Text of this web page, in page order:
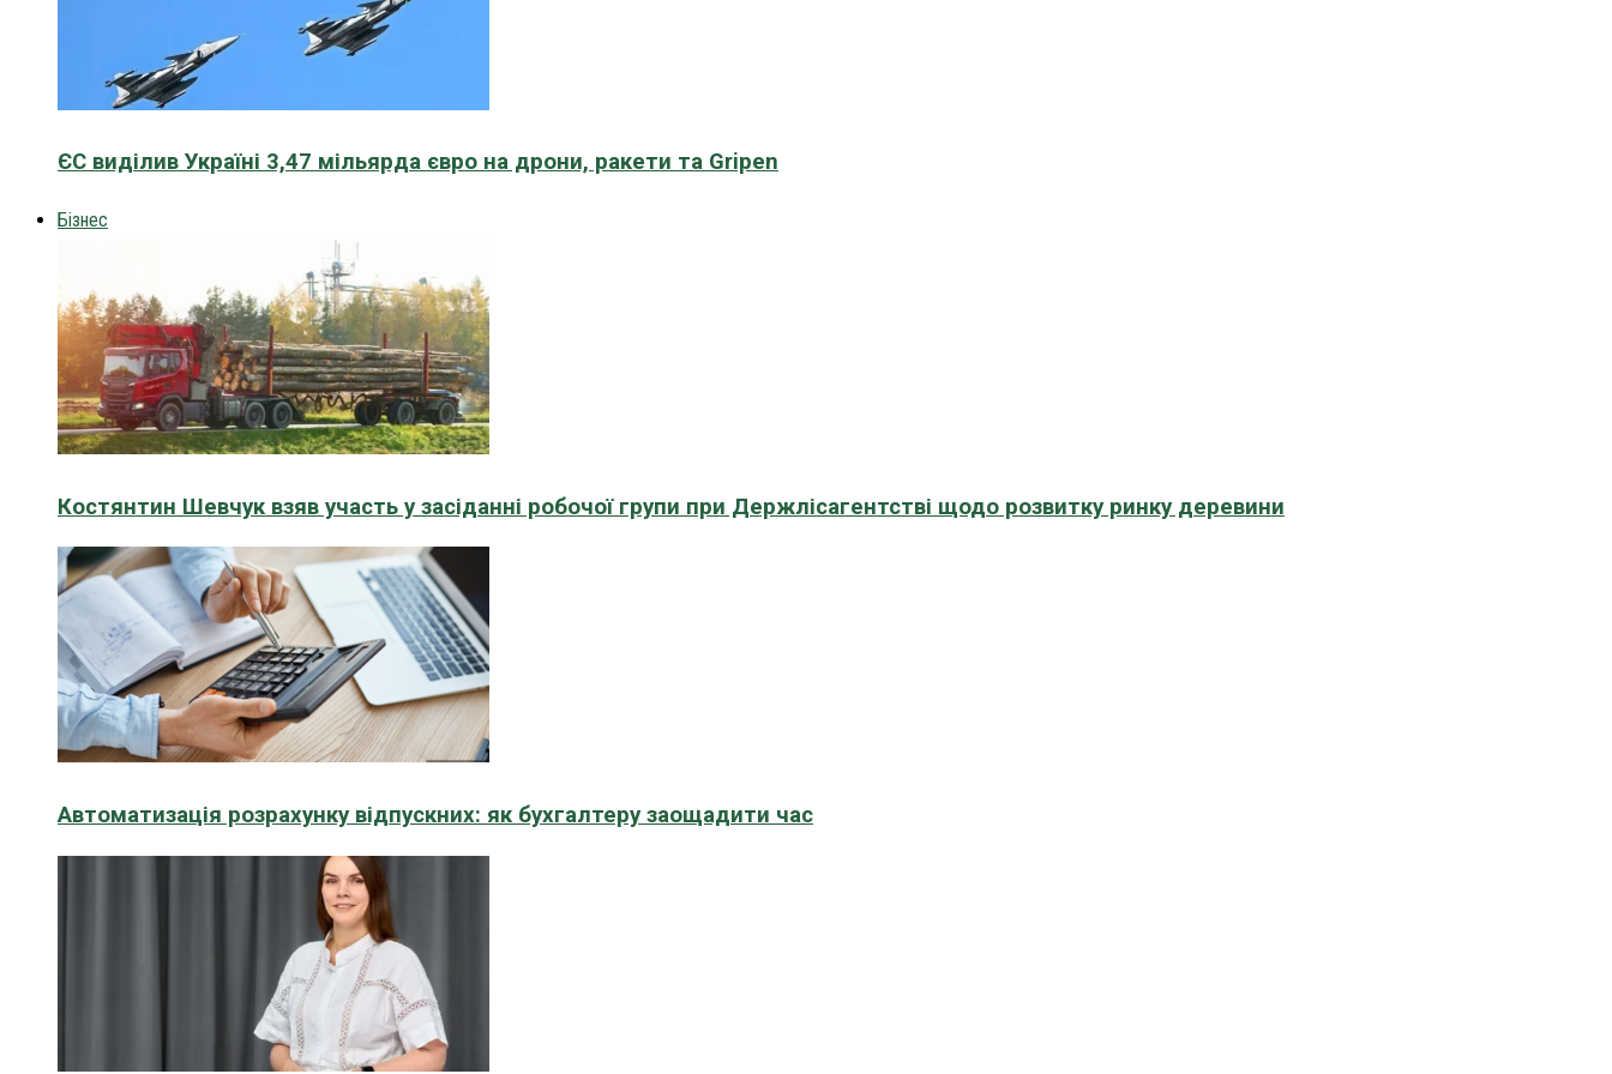
ЄС виділив Україні 3,47 мільярда євро на дрони, ракети та Gripen
Бізнес
Костянтин Шевчук взяв участь у засіданні робочої групи при Держлісагентстві щодо розвитку ринку деревини
Автоматизація розрахунку відпускних: як бухгалтеру заощадити час